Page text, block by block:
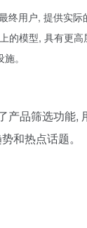
用户, 提供实际
模型, 具有更高
。
品筛选功
和热点话题。